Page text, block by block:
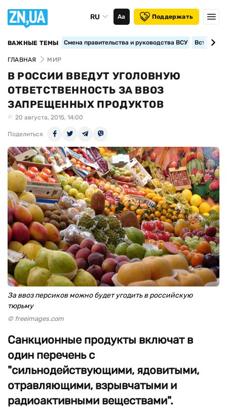
RU Аа Поддержать
ВАЖНЫЕ ТЕМЫ Смена правительства и руководства ВСУ
ГЛАВНАЯ МИР
В РОССИИ ВВЕДУТ УГОЛОВНУЮ
ОТВЕТСТВЕННОСТЬ ЗА ВВОЗ
ЗАПРЕЩЕННЫХ ПРОДУКТОВ
20 августа, 2015, 14:00
Поделиться
За ввоз персиков можно будет угодить в российскую
тюрьму
© freeimages.com
Санкционные продукты включат в
один перечень с
"сильнодействующими, ядовитыми,
отравляющими, взрывчатыми и
радиоактивными веществами".